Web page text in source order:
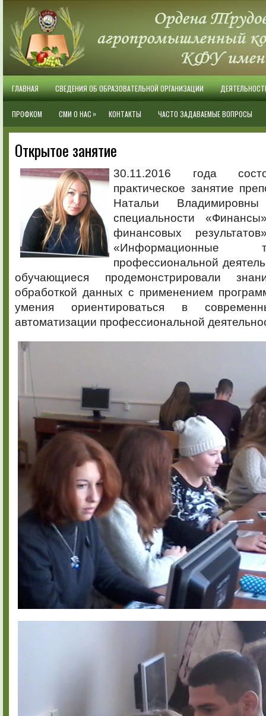
ГЛАВНАЯ СВЕДЕНИЯ ОБ ОБРАЗОВАТЕЛЬНОЙ ОРГАНИЗАЦИИ
ПРОФКОМ СМИ О НАС » КОНТАКТЫ ЧАСТО ЗАДАВАЕМЫЕ ВОПРОСЫ
Открытое занятие
30.11.2016 года
практическое занятие
Натальи
специальности
финансовых
«Информационные
профессиональной
обучающиеся продемонстрировали
обработкой данных с применением
умения ориентироваться в
автоматизации профессиональной